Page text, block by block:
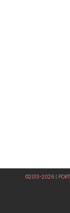
©2013-2026 |